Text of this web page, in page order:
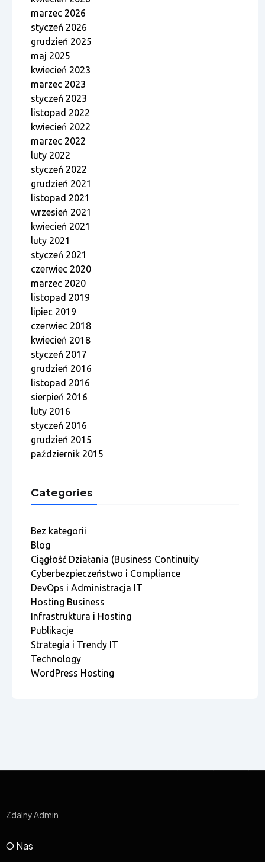
marzec 2026
styczeń 2026
grudzień 2025
maj 2025
kwiecień 2023
marzec 2023
styczeń 2023
listopad 2022
kwiecień 2022
marzec 2022
luty 2022
styczeń 2022
grudzień 2021
listopad 2021
wrzesień 2021
kwiecień 2021
luty 2021
styczeń 2021
czerwiec 2020
marzec 2020
listopad 2019
lipiec 2019
czerwiec 2018
kwiecień 2018
styczeń 2017
grudzień 2016
listopad 2016
sierpień 2016
luty 2016
styczeń 2016
grudzień 2015
październik 2015
Categories
Bez kategorii
Blog
Ciągłość Działania (Business Continuity
Cyberbezpieczeństwo i Compliance
DevOps i Administracja IT
Hosting Business
Infrastruktura i Hosting
Publikacje
Strategia i Trendy IT
Technology
WordPress Hosting
Zdalny Admin
O Nas